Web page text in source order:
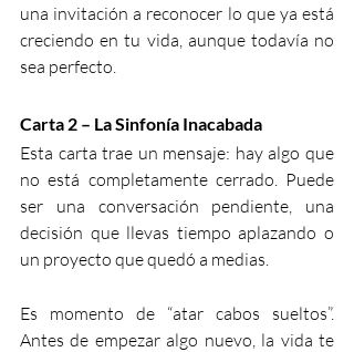
una invitación a reconocer lo que ya está
creciendo en tu vida, aunque todavía no
sea perfecto.
Carta 2 – La Sinfonía Inacabada
Esta carta trae un mensaje: hay algo que
no está completamente cerrado. Puede
ser una conversación pendiente, una
decisión que llevas tiempo aplazando o
un proyecto que quedó a medias.
Es momento de “atar cabos sueltos”.
Antes de empezar algo nuevo, la vida te